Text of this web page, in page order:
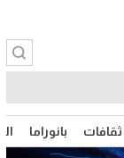
ثقافات بانوراما